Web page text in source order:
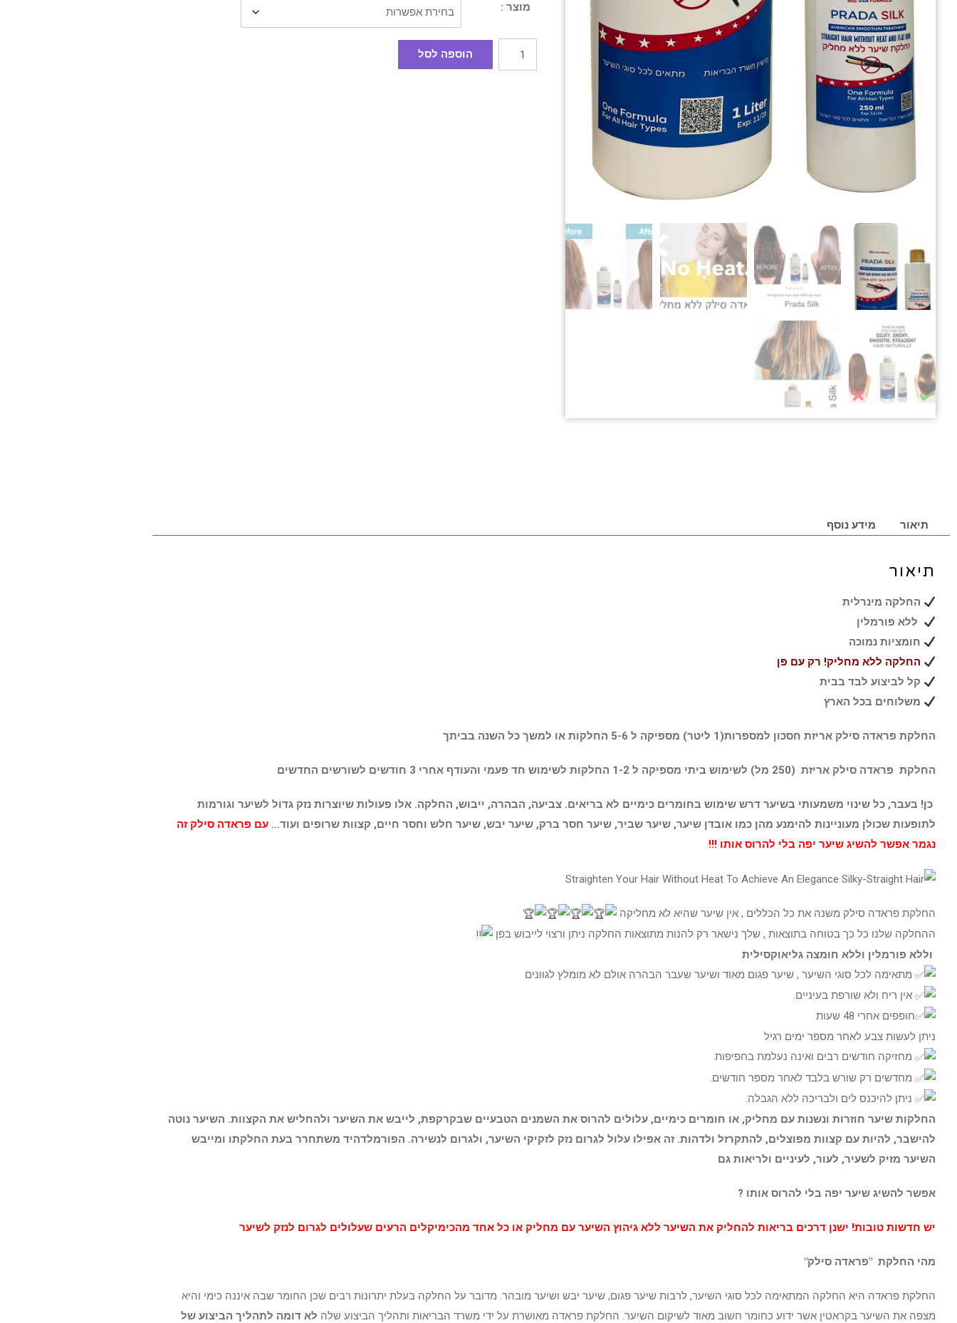
מוצר :
הוספה לסל
תיאור מידע נוסף
תיאור
החלקה מינרלית
ללא פורמלין
חומציות נמוכה
החלקה ללא מחליק! רק עם פן
קל לביצוע לבד בבית
משלוחים בכל הארץ
החלקת פראדה סילק אריזת חסכון למספרות(1 ליטר) מספיקה ל 5-6 החלקות או למשך כל השנה בביתך
החלקת פראדה סילק אריזת (250 מל) לשימוש ביתי מספיקה ל 1-2 החלקות לשימוש חד פעמי והעודף אחרי 3 חודשים לשורשים החדשים
כן! בעבר, כל שינוי משמעותי בשיער דרש שימוש בחומרים כימיים לא בריאים. צביעה, הבהרה, ייבוש, החלקה. אלו פעולות שיוצרות נזק גדול לשיער וגורמות
לתופעות שכולן מעוניינות להימנע מהן כמו אובדן שיער, שיער שביר, שיער חסר ברק, שיער יבש, שיער חלש וחסר חיים, קצוות שרופים ועוד… עם פראדה סילק זה
נגמר אפשר להשיג שיער יפה בלי להרוס אותו !!!
החלקת פראדה סילק משנה את כל הכללים , אין שיער שהיא לא מחליקה
ההחלקה שלנו כל כך בטוחה בתוצאות , שלך נישאר רק להנות מתוצאות החלקה ניתן ורצוי לייבוש בפן
וללא פורמלין וללא חומצה גליאוקסילית
מתאימה לכל סוגי השיער , שיער פגום מאוד ושיער שעבר הבהרה אולם לא מומלץ לגוונים
אין ריח ולא שורפת בעיניים.
חופפים אחרי 48 שעות
ניתן לעשות צבע לאחר מספר ימים רגיל
מחזיקה חודשים רבים ואינה נעלמת בחפיפות
מחדשים רק שורש בלבד לאחר מספר חודשים.
ניתן להיכנס לים ולבריכה ללא הגבלה.
החלקות שיער חוזרות ונשנות עם מחליק, או חומרים כימיים, עלולים להרוס את השמנים הטבעיים שבקרקפת, לייבש את השיער ולהחליש את הקצוות. השיער נוטה
להישבר, להיות עם קצוות מפוצלים, להתקרזל ולדהות. זה אפילו עלול לגרום נזק לזקיקי השיער, ולגרום לנשירה. הפורמלדהיד משתחרר בעת החלקתו ומייבש
השיער מזיק לשעיר, לעור, לעיניים ולריאות גם
אפשר להשיג שיער יפה בלי להרוס אותו ?
יש חדשות טובות! ישנן דרכים בריאות להחליק את השיער ללא גיהוץ השיער עם מחליק או כל אחד מהכימיקלים הרעים שעלולים לגרום לנזק לשיער
מהי החלקת "פראדה סילק"
החלקת פראדה היא החלקה המתאימה לכל סוגי השיער, לרבות שיער פגום, שיער יבש ושיער מובהר. מדובר על החלקה בעלת יתרונות רבים שכן החומר שבה איננה כימי והיא
מצפה את השיער בקראטין אשר ידוע כחומר חשוב מאוד לשיקום השיער. החלקת פראדה מאושרת על ידי משרד הבריאות ותהליך הביצוע שלה לא דומה לתהליך הביצוע של